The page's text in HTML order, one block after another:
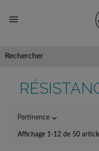

Pertinence 
Affichage 1-12 de 50